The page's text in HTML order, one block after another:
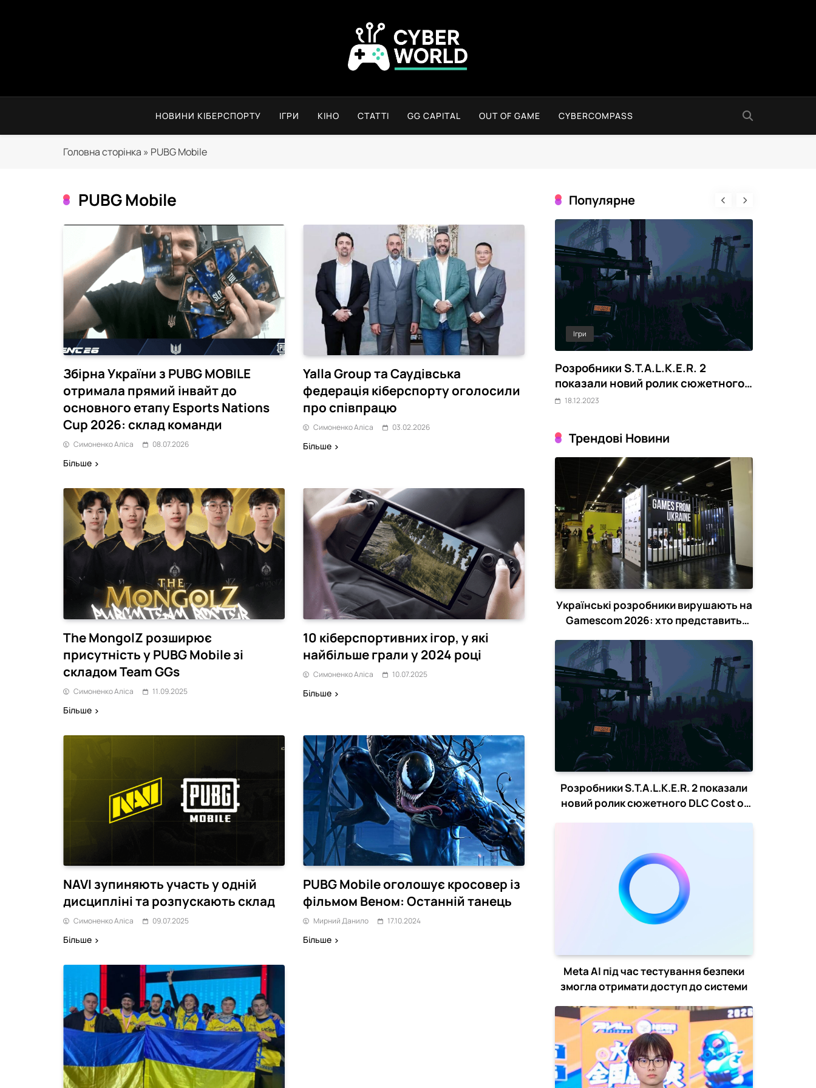
Сyber World
НОВИНИ КІБЕРСПОРТУ ІГРИ КІНО СТАТТІ GG CAPITAL OUT OF GAME CYBERCOMPASS
Головна сторінка » PUBG Mobile
PUBG Mobile
Збірна України з PUBG MOBILE
отримала прямий інвайт до
основного етапу Esports Nations
Cup 2026: склад команди
Симоненко Аліса 08.07.2026
Більше
Yalla Group та Саудівська
федерація кіберспорту оголосили
про співпрацю
Симоненко Аліса 03.02.2026
Більше
The MongolZ розширює
присутність у PUBG Mobile зі
складом Team GGs
Симоненко Аліса 11.09.2025
Більше
10 кіберспортивних ігор, у які
найбільше грали у 2024 році
Симоненко Аліса 10.07.2025
Більше
NAVI зупиняють участь у одній
дисципліні та розпускають склад
Симоненко Аліса 09.07.2025
Більше
PUBG Mobile оголошує кросовер із
фільмом Веном: Останній танець
Мирний Данило 17.10.2024
Більше
Популярне
Новини Кіберспорту
Китайський турнірний оператор
звинуватив конкурентів у спробах
зірвати CS2-турніри
Ігри
Українські розробники вирушають
на Gamescom 2026: хто
представить країну в Кельні
18.12.2023
Ігри
Розробники S.T.A.L.K.E.R. 2
показали новий ролик сюжетного
DLC Cost of Hope
18.12.2023
Трендові Новини
Українські розробники вирушають на
Gamescom 2026: хто представить
Розробники S.T.A.L.K.E.R. 2 показали
новий ролик сюжетного DLC Cost of
Meta AI під час тестування безпеки
змогла отримати доступ до системи